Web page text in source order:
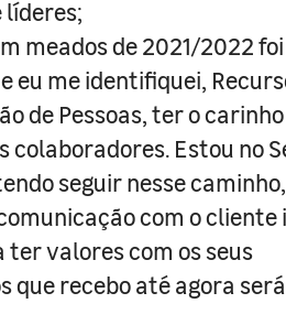
líderes;
meados de 2021/2022
eu me identifiquei,
de Pessoas, ter o
Estou no
seguir nesse
com o cliente
valores com os seus
que recebo até agora